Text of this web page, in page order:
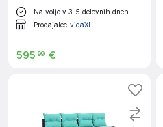
Na voljo v 3-5 delovnih dneh
Prodajalec vidaXL
595 99 €